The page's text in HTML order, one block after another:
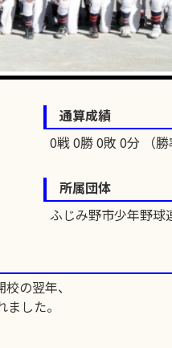
通算成績
0戦 0勝 0敗 0分 （勝
所属団体
ふじみ野市少年野球
の翌年、
した。